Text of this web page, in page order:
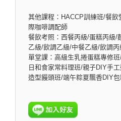
其他課程：HACCP訓練班/餐
際咖啡調配師
餐飲考照：西餐丙級/蛋糕丙級/
乙級/飲調乙級/中餐乙級/飲調
單堂課：高級生乳捲蛋糕專修
日和食家常料理班/親子DIY手
造型饅頭班/端午粽夏飄香DIY